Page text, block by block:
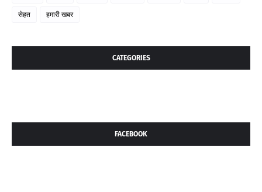
सेहत हमारी खबर
CATEGORIES
FACEBOOK